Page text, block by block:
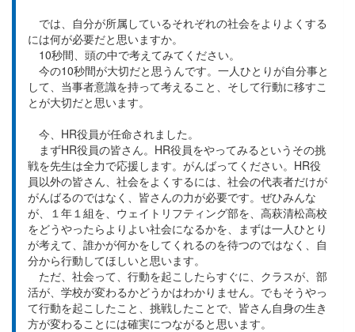
では、自分が所属しているそれぞれの社会をよりよくする
には何が必要だと思いますか。
10秒間、頭の中で考えてみてください。
今の10秒間が大切だと思うんです。一人ひとりが自分事と
して、当事者意識を持って考えること、そして行動に移すこ
とが大切だと思います。
今、HR役員が任命されました。
まずHR役員の皆さん。HR役員をやってみるというその挑
戦を先生は全力で応援します。がんばってください。HR役
員以外の皆さん、社会をよくするには、社会の代表者だけが
がんばるのではなく、皆さんの力が必要です。ぜひみんな
が、１年１組を、ウェイトリフティング部を、高萩清松高校
をどうやったらよりよい社会になるかを、まずは一人ひとり
が考えて、誰かが何かをしてくれるのを待つのではなく、自
分から行動してほしいと思います。
ただ、社会って、行動を起こしたらすぐに、クラスが、部
活が、学校が変わるかどうかはわかりません。でもそうやっ
て行動を起こしたこと、挑戦したことで、皆さん自身の生き
方が変わることには確実につながると思います。